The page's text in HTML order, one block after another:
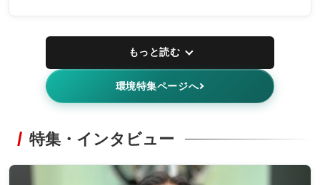
もっと読む
環境特集ページへ
特集・インタビュー